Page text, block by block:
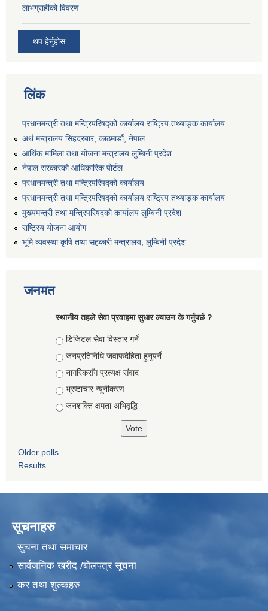
लाभग्राहीको विवरण
थप हेर्नुहोस
लिंक
प्रधानमन्त्री तथा मन्त्रिपरिषद्को कार्यालय राष्ट्रिय तथ्याङ्क कार्यालय
अर्थ मन्त्रालय सिंहदरबार, काठमाडौं, नेपाल
आर्थिक मामिला तथा योजना मन्त्रालय लुम्बिनी प्रदेश
नेपाल सरकारको आधिकारिक पोर्टल
प्रधानमन्त्री तथा मन्त्रिपरिषद्को कार्यालय
प्रधानमन्त्री तथा मन्त्रिपरिषद्को कार्यालय राष्ट्रिय तथ्याङ्क कार्यालय
मुख्यमन्त्री तथा मन्त्रिपरिषद्को कार्यालय लुम्बिनी प्रदेश
राष्ट्रिय योजना आयोग
भूमि व्यवस्था कृषि तथा सहकारी मन्त्रालय, लुम्बिनी प्रदेश
जनमत
स्थानीय तहले सेवा प्रवाहमा सुधार ल्याउन के गर्नुपर्छ ?
Choices
डिजिटल सेवा विस्तार गर्ने
जनप्रतिनिधि जवाफदेहिता हुनुपर्ने
नागरिकसँग प्रत्यक्ष संवाद
भ्रष्टाचार न्यूनीकरण
जनशक्ति क्षमता अभिवृद्धि
Older polls
Results
सूचनाहरु
सुचना तथा समाचार
सार्वजनिक खरीद /बोलपत्र सूचना
कर तथा शुल्कहरु